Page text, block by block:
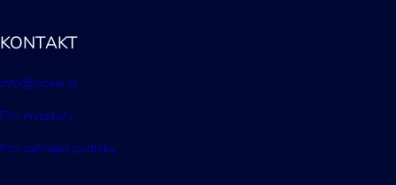
KONTAKT
info@lookai.vc
Pro investory
Pro začínající podniky